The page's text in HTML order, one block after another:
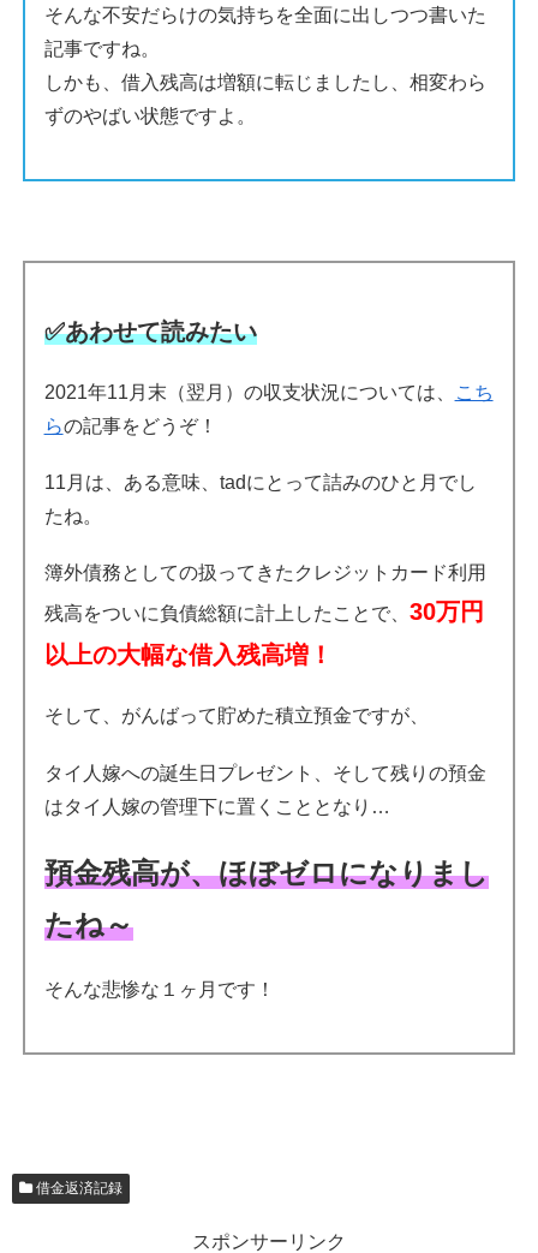
そんな不安だらけの気持ちを全面に出しつつ書いた
記事ですね。
しかも、借入残高は増額に転じましたし、相変わら
ずのやばい状態ですよ。
✅あわせて読みたい
2021年11月末（翌月）の収支状況については、
こち
らの記事をどうぞ！
11月は、ある意味、tadにとって詰みのひと月でし
たね。
簿外債務としての扱ってきたクレジットカード利用
残高をついに負債総額に計上したことで、 30万円
以上の大幅な借入残高増！
そして、がんばって貯めた積立預金ですが、
タイ人嫁への誕生日プレゼント、そして残りの預金
はタイ人嫁の管理下に置くこととなり…
預金残高が、ほぼゼロになりまし
たね～
そんな悲惨な１ヶ月です！
借金返済記録
スポンサーリンク